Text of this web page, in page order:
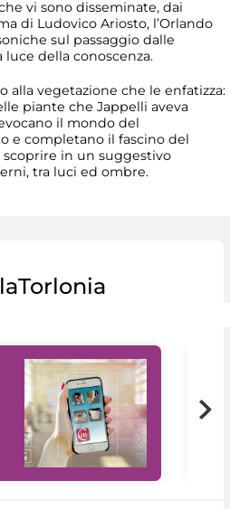
vi sono disseminate, dai
di Ludovico Ariosto, l’Orlando
sul passaggio dalle
luce della conoscenza.
alla vegetazione che le enfatizza:
piante che Jappelli aveva
il mondo del
e completano il fascino del
in un suggestivo
tra luci ed ombre.